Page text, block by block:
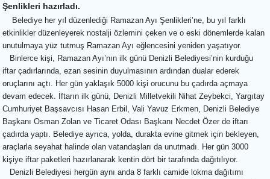
Şenlikleri hazırladı.
Belediye her yıl düzenlediği Ramazan Ayı Şenlikleri’ne, bu yıl farklı
etkinlikler düzenleyerek nostalji özlemini çeken ve o eski dönemlerde kalan
unutulmaya yüz tutmuş Ramazan Ayı eğlencesini yeniden yaşatıyor.
Binlerce kişi, Ramazan Ayı’nın ilk günü Denizli Belediyesi’nin kurduğu
iftar çadırlarında, ezan sesinin duyulmasının ardından dualar ederek
oruçlarını açtı. Her gün yaklaşık 5000 kişi orucunu bu çadırda açmaya
devam edecek. İftarın ilk günü, Denizli Milletvekili Nihat Zeybekci, Yargıtay
Cumhuriyet Başsavcısı Hasan Erbil, Vali Yavuz Erkmen, Denizli Belediye
Başkanı Osman Zolan ve Ticaret Odası Başkanı Necdet Özer de iftarı
çadırda yaptı. Belediye ayrıca, yolda, durakta evine gitmek için bekleyen,
araçlarla seyahat halinde olan vatandaşları da unutmadı. Her gün 3000
kişiye iftar paketleri hazırlanarak kentin dört bir tarafında dağıtılıyor.
Denizli Belediyesi hergün aynı anda 8 farklı camide lokma dağıtımı